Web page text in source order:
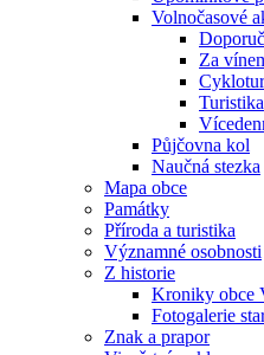
Volnočasové
Za
Turistika
Půjčovna kol
Naučná stezka
Mapa obce
Památky
Příroda a turistika
Významné osobnosti
Z historie
Kroniky obce
Fotogalerie
Znak a prapor